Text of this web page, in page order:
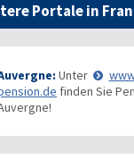
Portale in
Unter
finden Sie